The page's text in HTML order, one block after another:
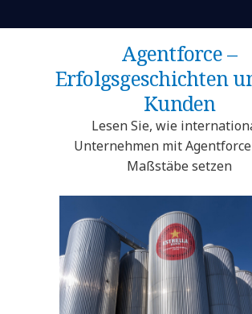
Agentforce –
Erfolgsgeschichten
Kunden
Lesen Sie, wie
Unternehmen mit
Maßstäbe setzen